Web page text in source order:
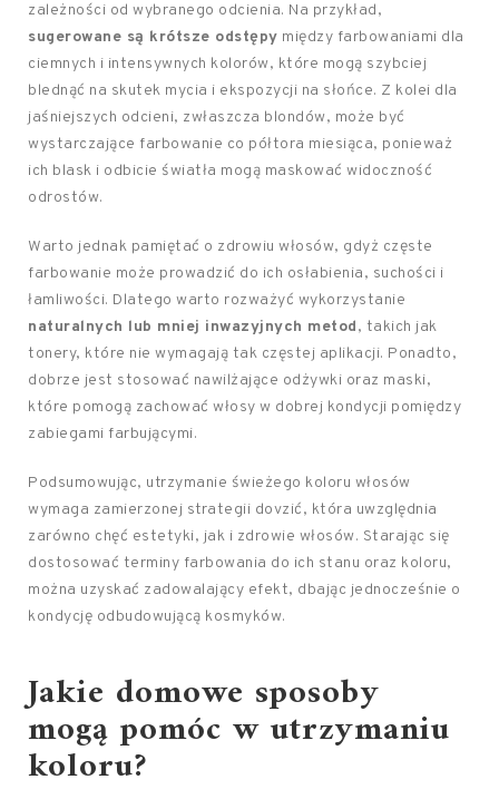
zależności od wybranego odcienia. Na przykład,
sugerowane są krótsze odstępy między farbowaniami dla
ciemnych i intensywnych kolorów, które mogą szybciej
blednąć na skutek mycia i ekspozycji na słońce. Z kolei dla
jaśniejszych odcieni, zwłaszcza blondów, może być
wystarczające farbowanie co półtora miesiąca, ponieważ
ich blask i odbicie światła mogą maskować widoczność
odrostów.
Warto jednak pamiętać o zdrowiu włosów, gdyż częste
farbowanie może prowadzić do ich osłabienia, suchości i
łamliwości. Dlatego warto rozważyć wykorzystanie
naturalnych lub mniej inwazyjnych metod, takich jak
tonery, które nie wymagają tak częstej aplikacji. Ponadto,
dobrze jest stosować nawilżające odżywki oraz maski,
które pomogą zachować włosy w dobrej kondycji pomiędzy
zabiegami farbującymi.
Podsumowując, utrzymanie świeżego koloru włosów
wymaga zamierzonej strategii dovzić, która uwzględnia
zarówno chęć estetyki, jak i zdrowie włosów. Starając się
dostosować terminy farbowania do ich stanu oraz koloru,
można uzyskać zadowalający efekt, dbając jednocześnie o
kondycję odbudowującą kosmyków.
Jakie domowe sposoby
mogą pomóc w utrzymaniu
koloru?